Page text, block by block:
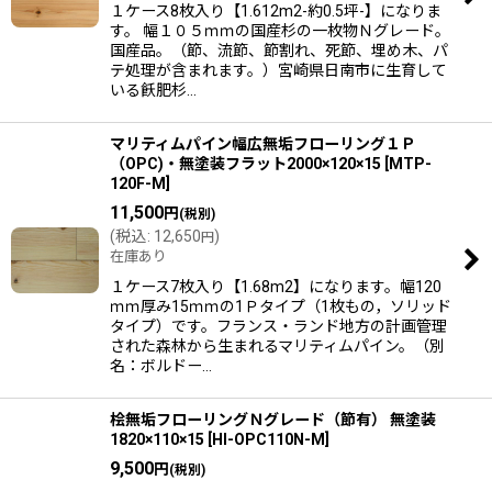
１ケース8枚入り【1.612m2-約0.5坪-】になりま
す。 幅１０５ｍｍの国産杉の一枚物Ｎグレード。
国産品。（節、流節、節割れ、死節、埋め木、パ
テ処理が含まれます。）宮崎県日南市に生育して
いる飫肥杉…
マリティムパイン幅広無垢フローリング１Ｐ
（OPC)・無塗装フラット2000×120×15
MTP-
120F-M
11,500円 (税別)
(税込: 12,650 円 )
在庫あり
１ケース7枚入り【1.68m2】になります。幅120
ｍｍ厚み15ｍｍの1Ｐタイプ（1枚もの，ソリッド
タイプ）です。フランス・ランド地方の計画管理
された森林から生まれるマリティムパイン。（別
名：ボルドー…
桧無垢フローリングＮグレード（節有） 無塗装
1820×110×15
HI-OPC110N-M
9,500円 (税別)